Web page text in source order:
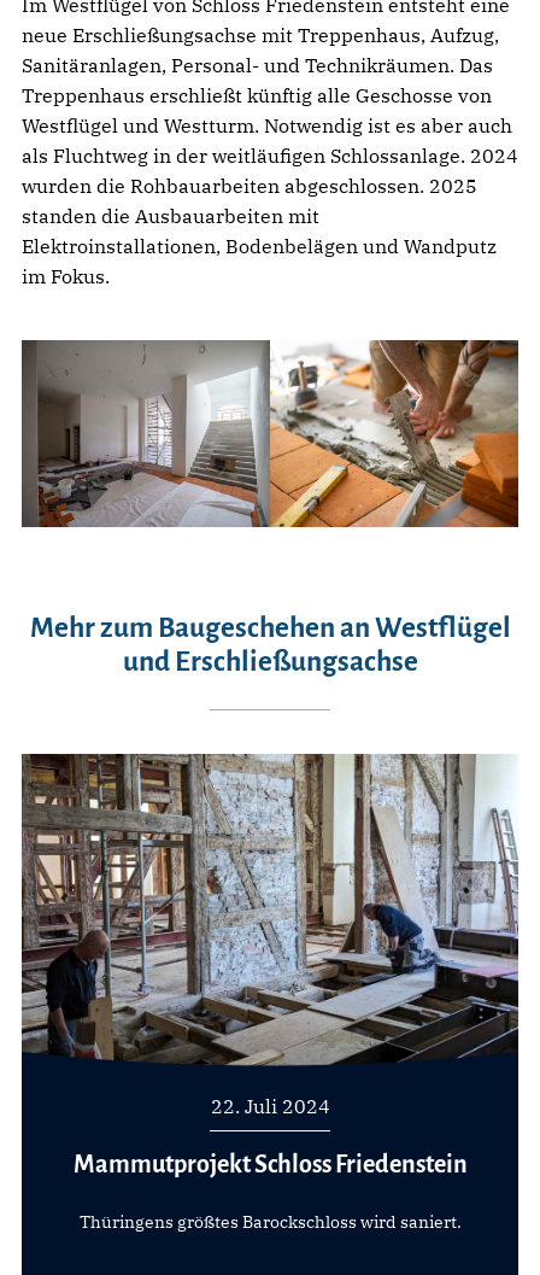
Im Westflügel von Schloss Friedenstein entsteht eine
neue Erschließungsachse mit Treppenhaus, Aufzug,
Sanitäranlagen, Personal- und Technikräumen. Das
Treppenhaus erschließt künftig alle Geschosse von
Westflügel und Westturm. Notwendig ist es aber auch
als Fluchtweg in der weitläufigen Schlossanlage. 2024
wurden die Rohbauarbeiten abgeschlossen. 2025
standen die Ausbauarbeiten mit
Elektroinstallationen, Bodenbelägen und Wandputz
im Fokus.
Mehr zum Baugeschehen an Westflügel
und Erschließungsachse
22. Juli 2024
Mammutprojekt Schloss Friedenstein
Thüringens größtes Barockschloss wird saniert.